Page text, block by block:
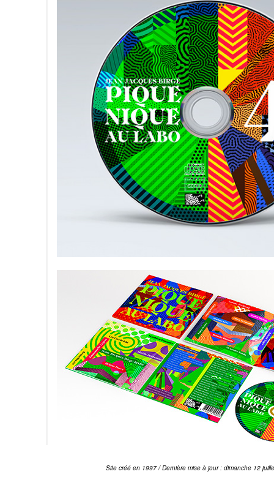
Site créé en 1997 / Dernière mise à jour : dimanche 12